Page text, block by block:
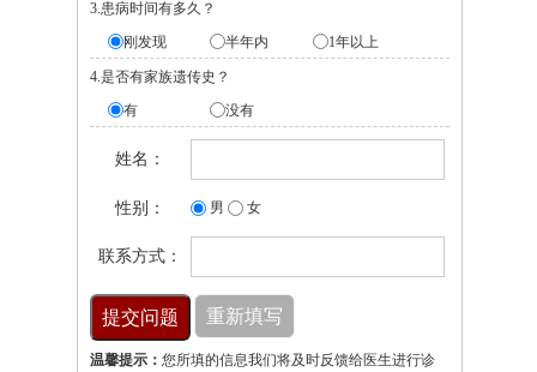
3.患病时间有多久？
刚发现
半年内 1年以上
4.是否有家族遗传史？
有
没有
姓名：
性别： 男 女
联系方式：
温馨提示： 您所填的信息我们将及时反馈给医生进行诊